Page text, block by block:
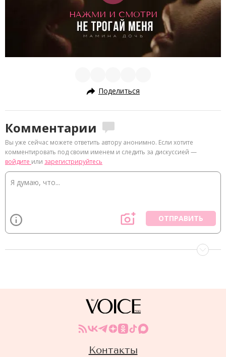
НАЖМИ И СМОТРИ
Поделиться
Комментарии
Вы уже сейчас можете ответить автору анонимно. Если хотите
комментировать под своим именем и следить за дискуссией —
войдите или зарегистрируйтесь
ОТПРАВИТЬ
Контакты